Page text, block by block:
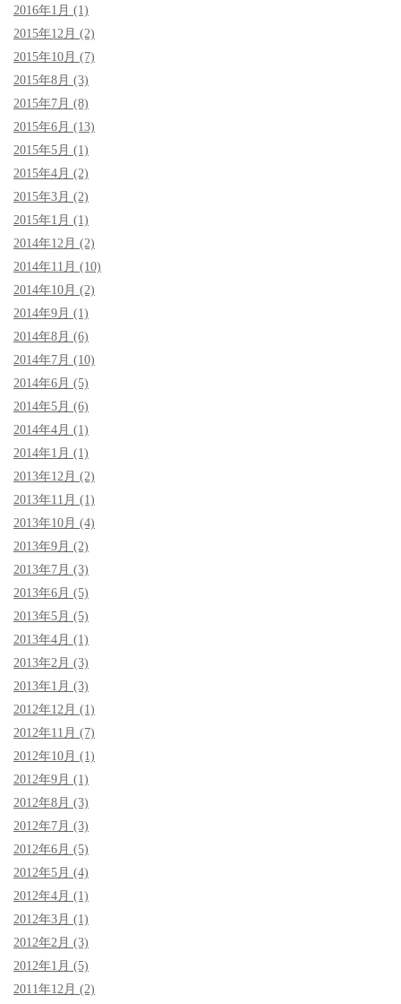
2016年1月 (1)
2015年12月 (2)
2015年10月 (7)
2015年8月 (3)
2015年7月 (8)
2015年6月 (13)
2015年5月 (1)
2015年4月 (2)
2015年3月 (2)
2015年1月 (1)
2014年12月 (2)
2014年11月 (10)
2014年10月 (2)
2014年9月 (1)
2014年8月 (6)
2014年7月 (10)
2014年6月 (5)
2014年5月 (6)
2014年4月 (1)
2014年1月 (1)
2013年12月 (2)
2013年11月 (1)
2013年10月 (4)
2013年9月 (2)
2013年7月 (3)
2013年6月 (5)
2013年5月 (5)
2013年4月 (1)
2013年2月 (3)
2013年1月 (3)
2012年12月 (1)
2012年11月 (7)
2012年10月 (1)
2012年9月 (1)
2012年8月 (3)
2012年7月 (3)
2012年6月 (5)
2012年5月 (4)
2012年4月 (1)
2012年3月 (1)
2012年2月 (3)
2012年1月 (5)
2011年12月 (2)